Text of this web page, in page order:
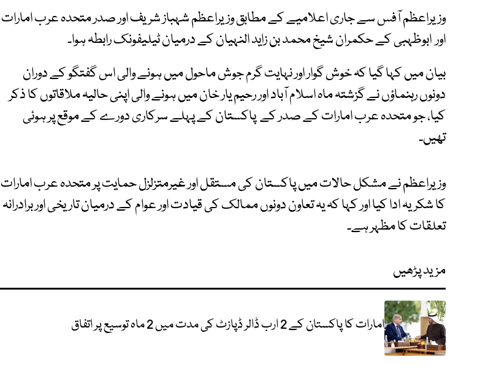
وزیراعظم آفس سے جاری اعلامیے کے مطابق وزیراعظم شہباز شریف اور صدر متحدہ عرب امارات
اور ابوظہبی کے حکمران شیخ محمد بن زاید النہیان کے درمیان ٹیلیفونک رابطہ ہوا۔
بیان میں کہا گیا کہ خوش گوار اور نہایت گرم جوش ماحول میں ہونے والی اس گفتگو کے دوران
دونوں رہنماؤں نے گزشتہ ماہ اسلام آباد اور رحیم یار خان میں ہونے والی اپنی حالیہ ملاقاتوں کا ذکر
کیا، جو متحدہ عرب امارات کے صدر کے پاکستان کے پہلے سرکاری دورے کے موقع پر ہوئی
تھیں۔
وزیراعظم نے مشکل حالات میں پاکستان کی مستقل اور غیرمتزلزل حمایت پر متحدہ عرب امارات
کا شکریہ ادا کیا اور کہا کہ یہ تعاون دونوں ممالک کی قیادت اور عوام کے درمیان تاریخی اور برادرانہ
تعلقات کا مظہر ہے۔
مزید پڑھیں
امارات کا پاکستان کے 2 ارب ڈالر ڈپازٹ کی مدت میں 2 ماہ توسیع پر اتفاق